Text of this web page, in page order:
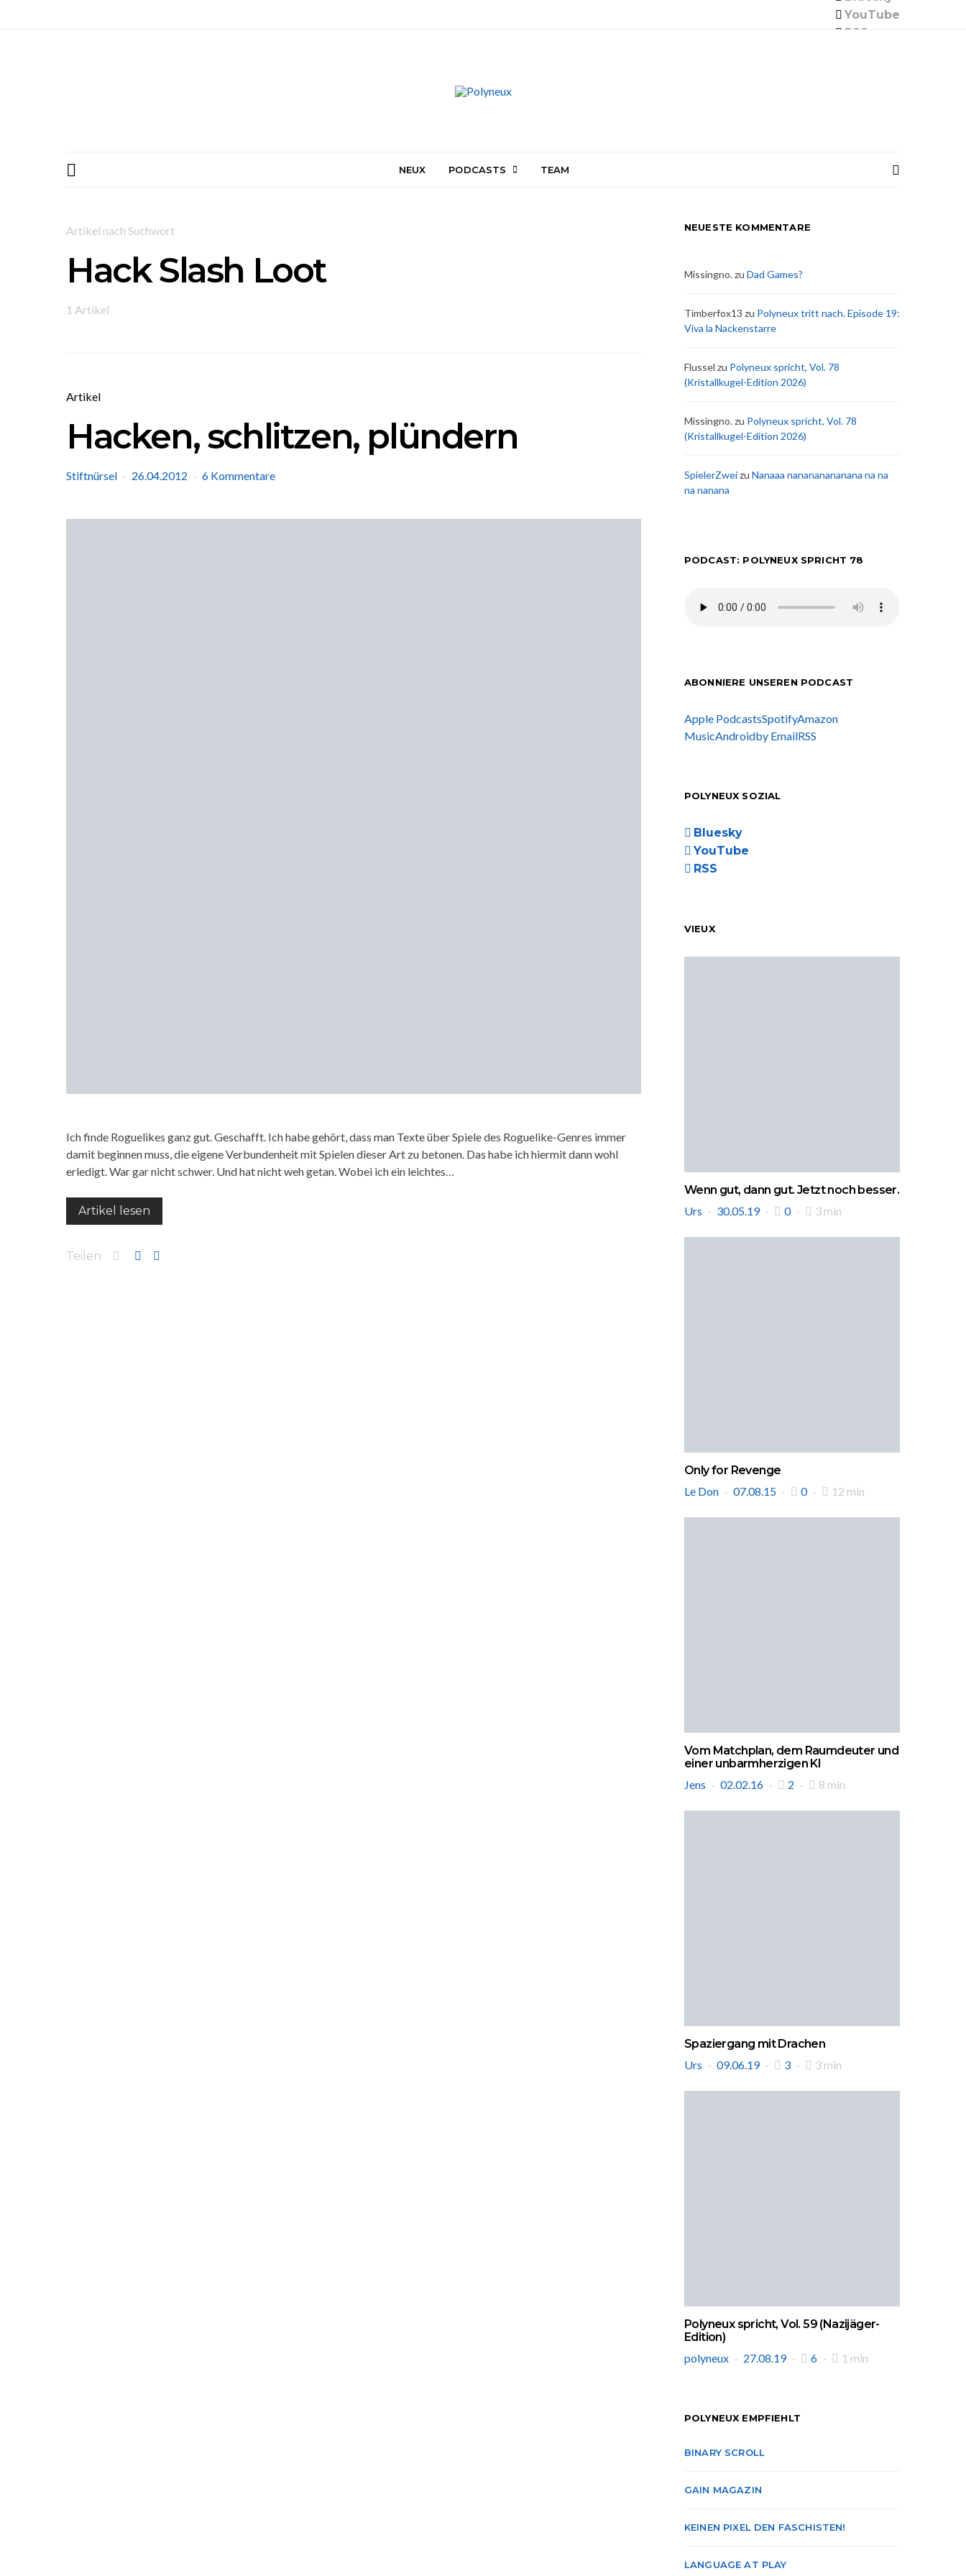
YouTube
RSS
NEUX PODCASTS TEAM
Artikel nach Suchwort
Hack Slash Loot
1 Artikel
Artikel
Hacken, schlitzen, plündern
Stiftnürsel 26.04.2012 6 Kommentare
Ich finde Roguelikes ganz gut. Geschafft. Ich habe gehört, dass man Texte über Spiele des Roguelike-Genres immer
damit beginnen muss, die eigene Verbundenheit mit Spielen dieser Art zu betonen. Das habe ich hiermit dann wohl
erledigt. War gar nicht schwer. Und hat nicht weh getan. Wobei ich ein leichtes…
Artikel lesen
Teilen
NEUESTE KOMMENTARE
Missingno.zu Dad Games?
Timberfox13 zu Polyneux tritt nach. Episode 19:
Viva la Nackenstarre
Flussel zu Polyneux spricht, Vol. 78
(Kristallkugel-Edition 2026)
Missingno.zu Polyneux spricht, Vol. 78
(Kristallkugel-Edition 2026)
SpielerZweizu Nanaaa nanananananana na na
na nanana
PODCAST: POLYNEUX SPRICHT 78
ABONNIERE UNSEREN PODCAST
Apple PodcastsSpotifyAmazon
MusicAndroidby EmailRSS
POLYNEUX SOZIAL
Bluesky
YouTube
RSS
VIEUX
Wenn gut, dann gut. Jetzt noch besser.
Urs
30.05.19 0 3 min
Only for Revenge
Le Don
07.08.15 0 12 min
Vom Matchplan, dem Raumdeuter und
einer unbarmherzigen KI
Jens
02.02.16 2 8 min
Spaziergang mit Drachen
Urs
09.06.19 3 3 min
Polyneux spricht, Vol. 59 (Nazijäger-
Edition)
polyneux
27.08.19 6 1 min
POLYNEUX EMPFIEHLT
BINARY SCROLL
GAIN MAGAZIN
KEINEN PIXEL DEN FASCHISTEN!
LANGUAGE AT PLAY